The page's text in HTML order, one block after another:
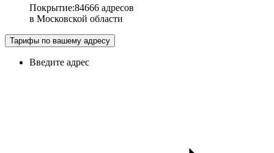
Покрытие:84666 адресов
в Московской области
Тарифы по вашему адресу
Введите адрес